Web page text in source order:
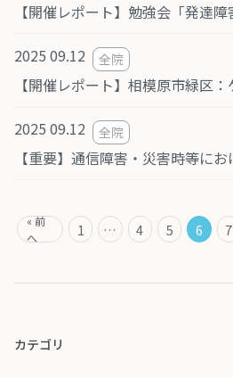
【開催レポート】勉強会「発達
2025 09.12 全院
2025 09.12 全院
« 前
へ
1 … 4 5 6 7
カテゴリ